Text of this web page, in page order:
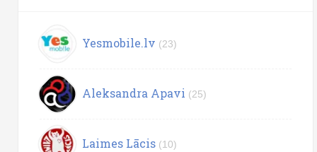
Yesmobile.lv (23)
Aleksandra Apavi (25)
Laimes Lācis (10)